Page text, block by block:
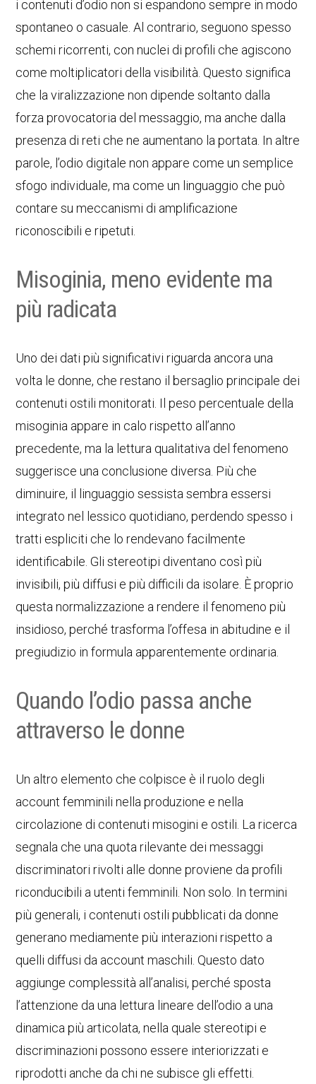
i contenuti d’odio non si espandono sempre in modo
spontaneo o casuale. Al contrario, seguono spesso
schemi ricorrenti, con nuclei di profili che agiscono
come moltiplicatori della visibilità. Questo significa
che la viralizzazione non dipende soltanto dalla
forza provocatoria del messaggio, ma anche dalla
presenza di reti che ne aumentano la portata. In altre
parole, l’odio digitale non appare come un semplice
sfogo individuale, ma come un linguaggio che può
contare su meccanismi di amplificazione
riconoscibili e ripetuti.
Misoginia, meno evidente ma
più radicata
Uno dei dati più significativi riguarda ancora una
volta le donne, che restano il bersaglio principale dei
contenuti ostili monitorati. Il peso percentuale della
misoginia appare in calo rispetto all’anno
precedente, ma la lettura qualitativa del fenomeno
suggerisce una conclusione diversa. Più che
diminuire, il linguaggio sessista sembra essersi
integrato nel lessico quotidiano, perdendo spesso i
tratti espliciti che lo rendevano facilmente
identificabile. Gli stereotipi diventano così più
invisibili, più diffusi e più difficili da isolare. È proprio
questa normalizzazione a rendere il fenomeno più
insidioso, perché trasforma l’offesa in abitudine e il
pregiudizio in formula apparentemente ordinaria.
Quando l’odio passa anche
attraverso le donne
Un altro elemento che colpisce è il ruolo degli
account femminili nella produzione e nella
circolazione di contenuti misogini e ostili. La ricerca
segnala che una quota rilevante dei messaggi
discriminatori rivolti alle donne proviene da profili
riconducibili a utenti femminili. Non solo. In termini
più generali, i contenuti ostili pubblicati da donne
generano mediamente più interazioni rispetto a
quelli diffusi da account maschili. Questo dato
aggiunge complessità all’analisi, perché sposta
l’attenzione da una lettura lineare dell’odio a una
dinamica più articolata, nella quale stereotipi e
discriminazioni possono essere interiorizzati e
riprodotti anche da chi ne subisce gli effetti.